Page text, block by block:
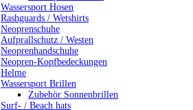
Wassersport Hosen
Rashguards / Wetshirts
Neoprenschuhe
Aufprallschutz / Westen
Neoprenhandschuhe
Neopren-Kopfbedeckungen
Helme
Wassersport Brillen
Zubehör Sonnenbrillen
Surf- / Beach hats